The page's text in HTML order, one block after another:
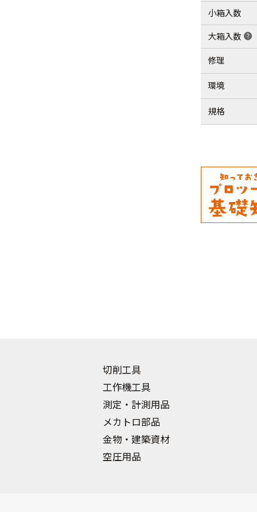
小箱入数
大箱入数 help
修理
環境
規格
切削工具
工作機工具
測定・計測用品
メカトロ部品
金物・建築資材
空圧用品